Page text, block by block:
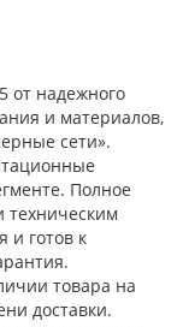
от надежного
и материалов,
сети».
Полное
техническим
и готов к
товара на
доставки.